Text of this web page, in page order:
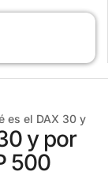
es el DAX 30 y
y por
500